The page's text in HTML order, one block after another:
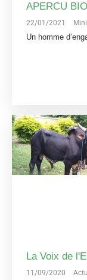
22/01/2021
Un homme
La Voix de
11/09/2020